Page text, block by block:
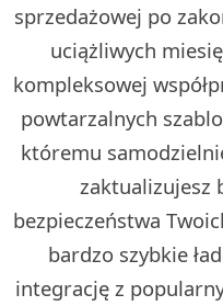
sprzedażowej po
uciążliwych
kompleksowej
powtarzalnych
któremu
zaktualizujesz
bezpieczeństwa
bardzo szybkie
integrację z